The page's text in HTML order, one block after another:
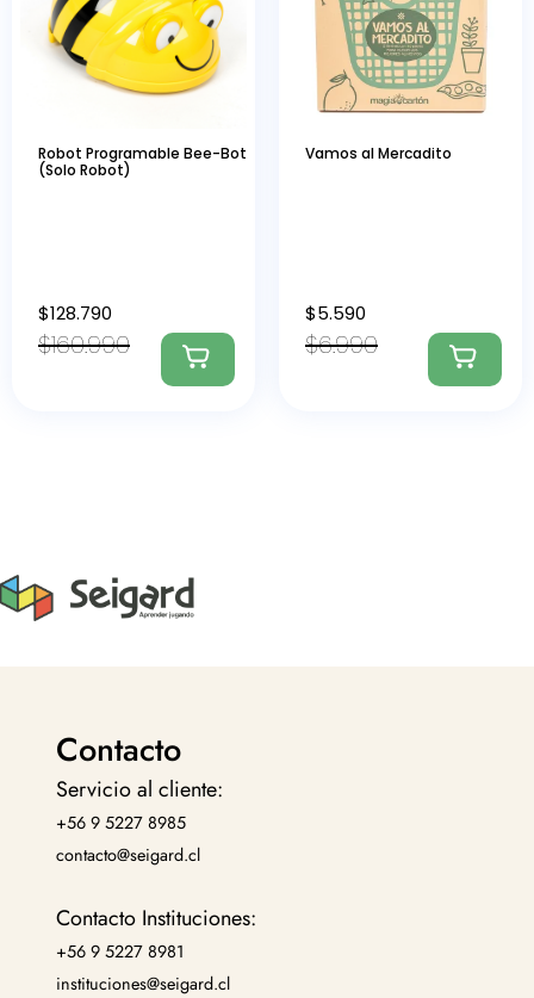
Robot Programable Bee-Bot
(Solo Robot)
$160.990
$128.790
Vamos al Mercadito
$6.990
$5.590
Contacto
Servicio al cliente:
+56 9 5227 8985
contacto@seigard.cl
Contacto Instituciones:
+56 9 5227 8981
instituciones@seigard.cl